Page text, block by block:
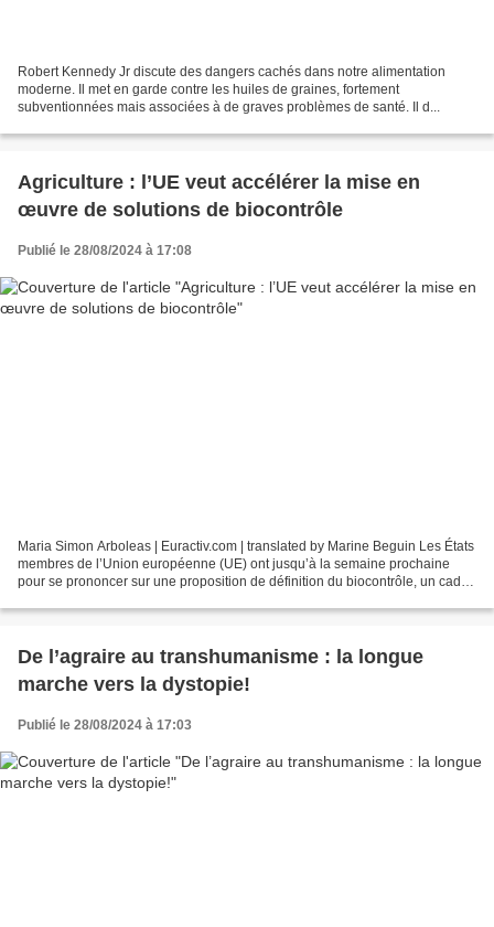
Robert Kennedy Jr discute des dangers cachés dans notre alimentation
moderne. Il met en garde contre les huiles de graines, fortement
subventionnées mais associées à de graves problèmes de santé. Il d...
Agriculture : l’UE veut accélérer la mise en
œuvre de solutions de biocontrôle
Publié le 28/08/2024 à 17:08
Maria Simon Arboleas | Euractiv.com | translated by Marine Beguin Les États
membres de l’Union européenne (UE) ont jusqu’à la semaine prochaine
pour se prononcer sur une proposition de définition du biocontrôle, un cadre
De l’agraire au transhumanisme : la longue
marche vers la dystopie!
Publié le 28/08/2024 à 17:03